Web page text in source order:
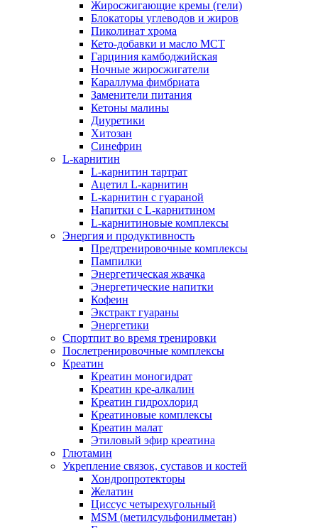
Жиросжигающие кремы (гели)
Блокаторы углеводов и жиров
Пиколинат хрома
Кето-добавки и масло МСТ
Гарциния камбоджийская
Ночные жиросжигатели
Караллума фимбриата
Заменители питания
Кетоны малины
Диуретики
Хитозан
Синефрин
L-карнитин
L-карнитин тартрат
Ацетил L-карнитин
L-карнитин с гуараной
Напитки c L-карнитином
L-карнитиновые комплексы
Энергия и продуктивность
Предтренировочные комплексы
Пампилки
Энергетическая жвачка
Энергетические напитки
Кофеин
Экстракт гуараны
Энергетики
Спортпит во время тренировки
Послетренировочные комплексы
Креатин
Креатин моногидрат
Креатин кре-алкалин
Креатин гидрохлорид
Креатиновые комплексы
Креатин малат
Этиловый эфир креатина
Глютамин
Укрепление связок, суставов и костей
Хондропротекторы
Желатин
Циссус четырехугольный
MSM (метилсульфонилметан)